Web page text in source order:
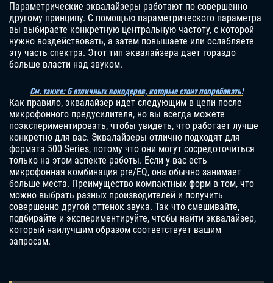
Параметрические эквалайзеры работают по совершенно
другому принципу. С помощью параметрического параметра
вы выбираете конкретную центральную частоту, с которой
нужно воздействовать, а затем повышаете или ослабляете
эту часть спектра. Этот тип эквалайзера дает гораздо
больше власти над звуком.
См. также: 6 отличных вокодеров, которые стоит попробовать!
Как правило, эквалайзер идет следующим в цепи после
микрофонного предусилителя, но вы всегда можете
поэкспериментировать, чтобы увидеть, что работает лучше
конкретно для вас. Эквалайзеры отлично подходят для
формата 500 Series, потому что они могут сосредоточиться
только на этом аспекте работы. Если у вас есть
микрофонная комбинация pre/EQ, она обычно занимает
больше места. Преимущество компактных форм в том, что
можно выбрать разных производителей и получить
совершенно другой оттенок звука. Так что смешивайте,
подбирайте и экспериментируйте, чтобы найти эквалайзер,
который наилучшим образом соответствует вашим
запросам.